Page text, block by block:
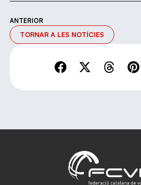
ANTERIOR
TORNAR A LES NOTÍCIES